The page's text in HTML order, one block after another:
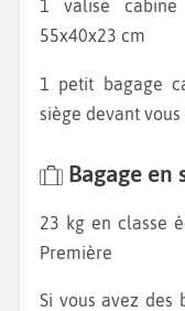
1 valise cabine de 8 kg d’une dimension de
55x40x23 cm
1 petit bagage cabine pouvant se mettre sous le
siège devant
Bagage en
23 kg en classe éco et 32kg en classe Business ou
Première
Si vous avez des bagages hors gabarit, spéciaux ou